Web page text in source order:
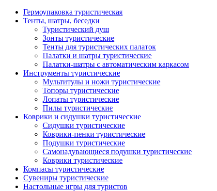
Гермоупаковка туристическая
Тенты, шатры, беседки
Туристический душ
Зонты туристические
Тенты для туристических палаток
Палатки и шатры туристические
Палатки-шатры с автоматическим каркасом
Инструменты туристические
Мультитулы и ножи туристические
Топоры туристические
Лопаты туристические
Пилы туристические
Коврики и сидушки туристические
Сидушки туристические
Коврики-пенки туристические
Подушки туристические
Самонадувающиеся подушки туристические
Коврики туристические
Компасы туристические
Сувениры туристические
Настольные игры для туристов